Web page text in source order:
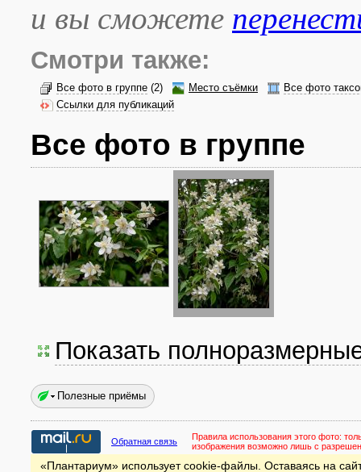
и вы сможете
Смотри также:
Все фото в группе (2) Место съёмки
Все фото
Ссылки для публикаций
Все фото в группе
Показать
Полезные приёмы
Обратная связь Правила использования этого фото:
изображения возможно лишь с
«Плантариум» использует cookie-файлы. Оставаясь на